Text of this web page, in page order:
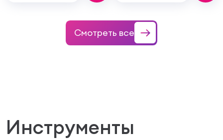
Смотреть все
Инструменты